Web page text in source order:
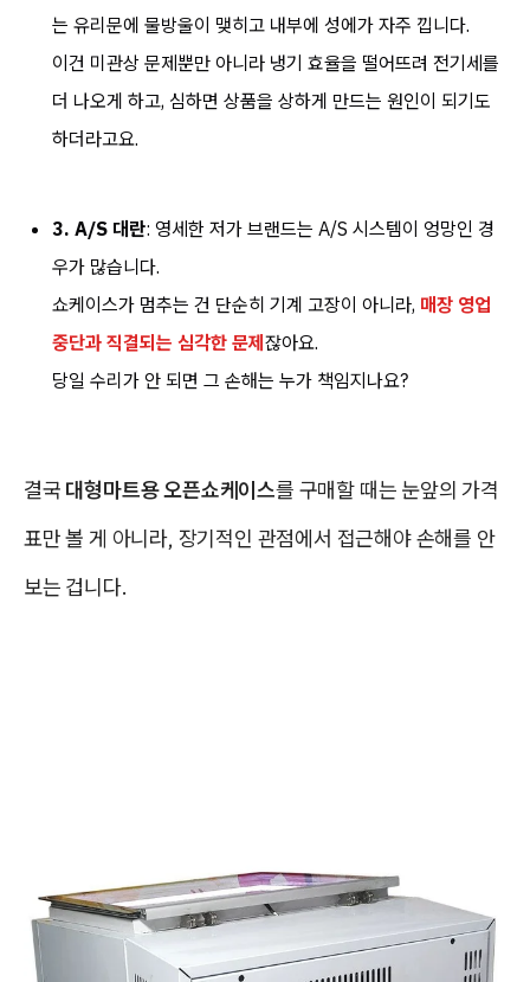
는 유리문에 물방울이 맺히고 내부에 성에가 자주 낍니다.
이건 미관상 문제뿐만 아니라 냉기 효율을 떨어뜨려 전기세를
더 나오게 하고, 심하면 상품을 상하게 만드는 원인이 되기도
하더라고요.
3. A/S 대란: 영세한 저가 브랜드는 A/S 시스템이 엉망인 경
우가 많습니다.
쇼케이스가 멈추는 건 단순히 기계 고장이 아니라, 매장 영업
중단과 직결되는 심각한 문제 잖아요.
당일 수리가 안 되면 그 손해는 누가 책임지나요?
결국 대형마트용 오픈쇼케이스를 구매할 때는 눈앞의 가격
표만 볼 게 아니라, 장기적인 관점에서 접근해야 손해를 안
보는 겁니다.